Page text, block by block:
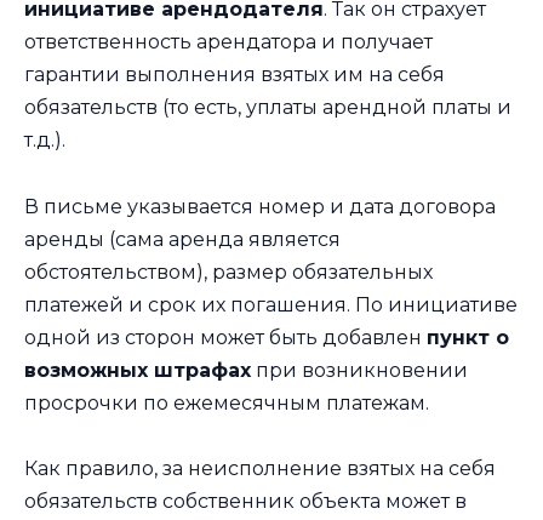
инициативе арендодателя. Так он страхует
ответственность арендатора и получает
гарантии выполнения взятых им на себя
обязательств (то есть, уплаты арендной платы и
т.д.).
В письме указывается номер и дата договора
аренды (сама аренда является
обстоятельством), размер обязательных
платежей и срок их погашения. По инициативе
одной из сторон может быть добавлен пункт о
возможных штрафах при возникновении
просрочки по ежемесячным платежам.
Как правило, за неисполнение взятых на себя
обязательств собственник объекта может в